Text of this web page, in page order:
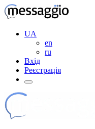
UA
en
ru
Вхід
Реєстрація